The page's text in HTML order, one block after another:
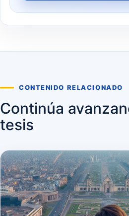
CONTENIDO RELACIONADO
Continúa
tesis